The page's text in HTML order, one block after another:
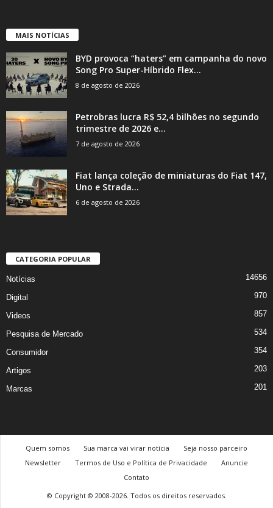
MAIS NOTÍCIAS
BYD provoca “haters” em campanha do novo
Song Pro Super-Híbrido Flex...
8 de agosto de 2026
Petrobras lucra R$ 52,4 bilhões no segundo
trimestre de 2026 e...
7 de agosto de 2026
Fiat lança coleção de miniaturas do Fiat 147,
Uno e Strada...
6 de agosto de 2026
CATEGORIA POPULAR
Notícias 14656
Digital 970
Videos 857
Pesquisa de Mercado 534
Consumidor 354
Artigos 203
Marcas 201
Quem somos Sua marca vai virar notícia
Seja nosso parceiro
Newsletter
Termos de Uso e Política de Privacidade
Anuncie
Contato
© Copyright © 2008-2026. Todos os direitos reservados.